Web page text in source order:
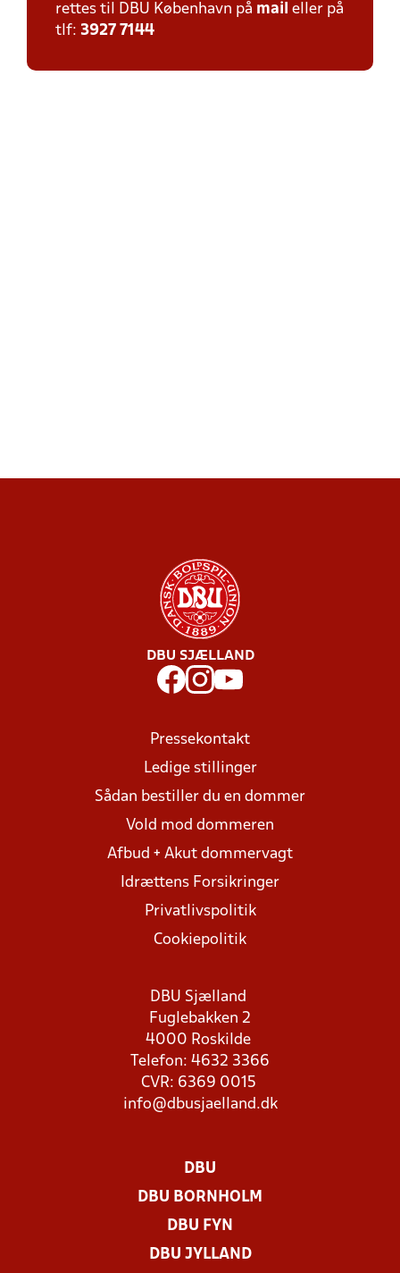
rettes til DBU København på mail eller på
tlf: 3927 7144
DBU SJÆLLAND
Pressekontakt
Ledige stillinger
Sådan bestiller du en dommer
Vold mod dommeren
Afbud + Akut dommervagt
Idrættens Forsikringer
Privatlivspolitik
Cookiepolitik
DBU Sjælland
Fuglebakken 2
4000 Roskilde
Telefon: 4632 3366
CVR: 6369 0015
info@dbusjaelland.dk
DBU
DBU BORNHOLM
DBU FYN
DBU JYLLAND